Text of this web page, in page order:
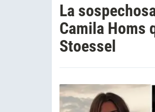
La
Camila Homs
Stoessel